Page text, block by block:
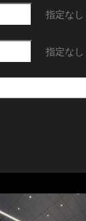
指定なし
指定なし